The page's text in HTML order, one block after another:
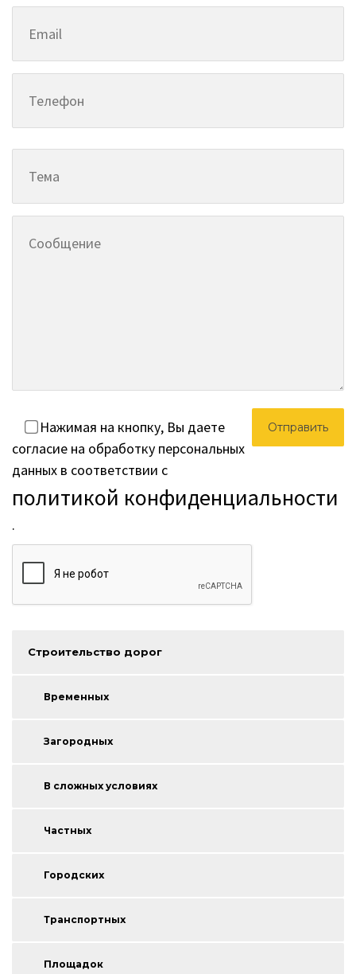
Нажимая на кнопку, Вы даете
согласие на обработку персональных
данных в соответствии с
политикой конфиденциальности
.
Строительство дорог
Временных
Загородных
В сложных условиях
Частных
Городских
Транспортных
Площадок